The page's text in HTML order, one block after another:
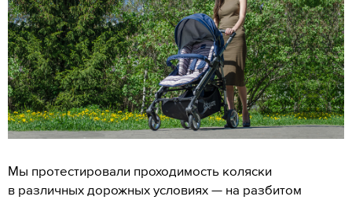
Мы протестировали проходимость коляски
в различных дорожных условиях — на разбитом